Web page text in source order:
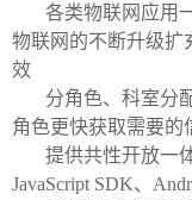
各类物联网应用
物联网的不断升级扩
效
分角色、科室分
角色更快获取需要的
提供共性开放一
JavaScript SDK、